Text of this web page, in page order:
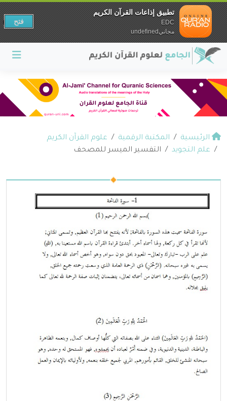
الرئيسية المكتبة الرقمية
علوم القرآن الكريم
علم التجويد
التفسير الميسر للمصحف
تطبيق إذاعات القرآن الكريم
EDC
مجانيundefined
فتح